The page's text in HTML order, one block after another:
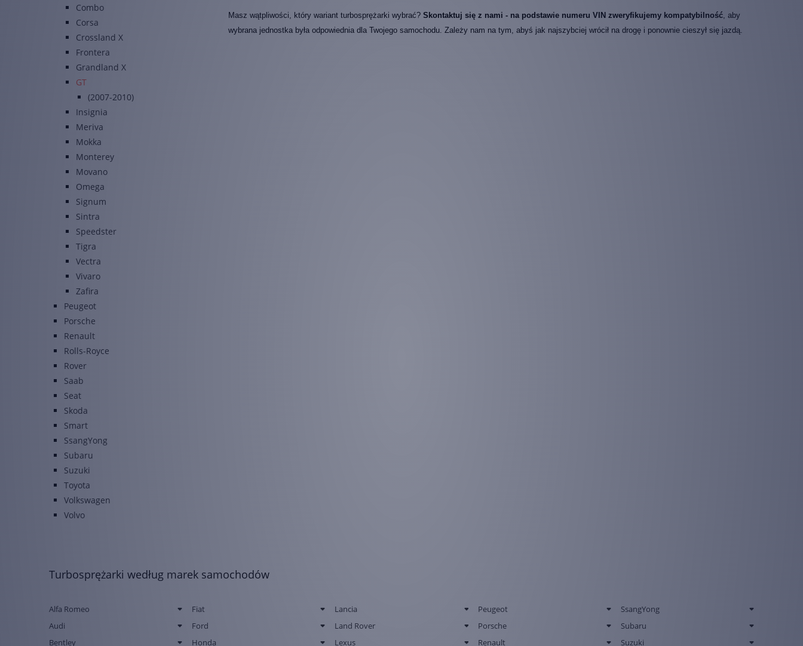
Combo
Corsa
Crossland X
Frontera
Grandland X
GT
(2007-2010)
Insignia
Meriva
Mokka
Monterey
Movano
Omega
Signum
Sintra
Speedster
Tigra
Vectra
Vivaro
Zafira
Peugeot
Porsche
Renault
Rolls-Royce
Rover
Saab
Seat
Skoda
Smart
SsangYong
Subaru
Suzuki
Toyota
Volkswagen
Volvo
Masz wątpliwości, który wariant turbosprężarki wybrać? Skontaktuj się z nami - na podstawie numeru VIN zweryfikujemy kompatybilność, aby
wybrana jednostka była odpowiednia dla Twojego samochodu. Zależy nam na tym, abyś jak najszybciej wrócił na drogę i ponownie cieszył się jazdą.
Turbosprężarki według marek samochodów
Alfa Romeo
Audi
Bentley
Fiat
Ford
Honda
Lancia
Land Rover
Lexus
Peugeot
Porsche
Renault
SsangYong
Subaru
Suzuki